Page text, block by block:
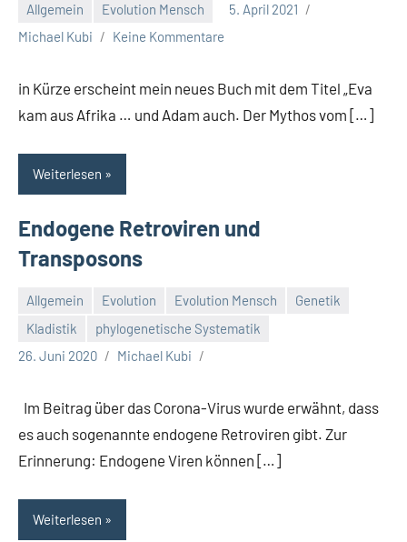
Allgemein Evolution Mensch
5. April 2021
Michael Kubi
Keine Kommentare
in Kürze erscheint mein neues Buch mit dem Titel „Eva
kam aus Afrika … und Adam auch. Der Mythos vom […]
Weiterlesen
Endogene Retroviren und
Transposons
Allgemein Evolution Evolution Mensch
Genetik
Kladistik
phylogenetische Systematik
26. Juni 2020
Michael Kubi
Im Beitrag über das Corona-Virus wurde erwähnt, dass
es auch sogenannte endogene Retroviren gibt. Zur
Erinnerung: Endogene Viren können […]
Weiterlesen